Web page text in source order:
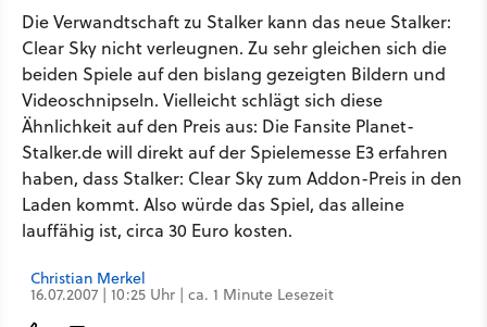
Die Verwandtschaft zu Stalker kann das neue Stalker:
Clear Sky nicht verleugnen. Zu sehr gleichen sich die
beiden Spiele auf den bislang gezeigten Bildern und
Videoschnipseln. Vielleicht schlägt sich diese
Ähnlichkeit auf den Preis aus: Die Fansite Planet-
Stalker.de will direkt auf der Spielemesse E3 erfahren
haben, dass Stalker: Clear Sky zum Addon-Preis in den
Laden kommt. Also würde das Spiel, das alleine
lauffähig ist, circa 30 Euro kosten.
Christian Merkel
16.07.2007 | 10:25 Uhr | ca. 1 Minute Lesezeit